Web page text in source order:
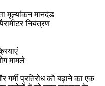
मूल्यांकन मानदंड
नियंत्रण
मामले
गर्मी प्रतिरोध को बढ़ाने का एक